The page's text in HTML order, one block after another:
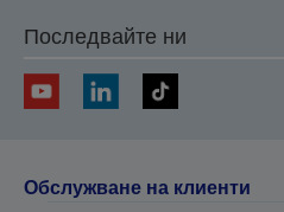
Последвайте ни
Обслужване на клиенти